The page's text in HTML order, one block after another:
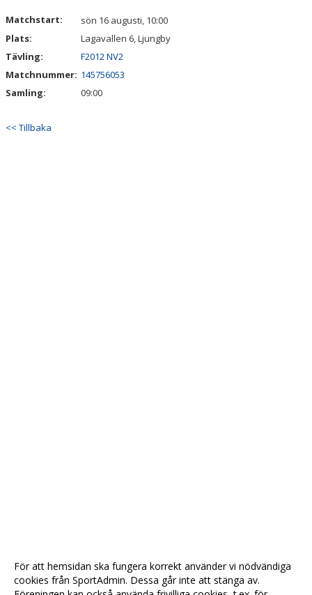
KONTAKT
Matchstart:
sön 16 augusti, 10:00
Plats:
Lagavallen 6, Ljungby
Tävling:
F2012 NV2
Matchnummer: 145756053
Samling:
09:00
<< Tillbaka
För att hemsidan ska fungera korrekt använder vi nödvändiga
cookies från SportAdmin. Dessa går inte att stänga av.